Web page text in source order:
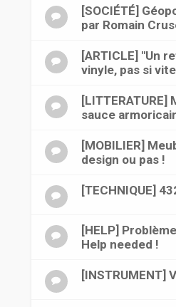
[SOCIÉTÉ]
par Romain
[ARTICLE] "Un
vinyle, pas si
sauce
[MOBILIER]
design ou pas !
[TECHNIQUE]
[HELP]
Help needed !
[INSTRUMENT]